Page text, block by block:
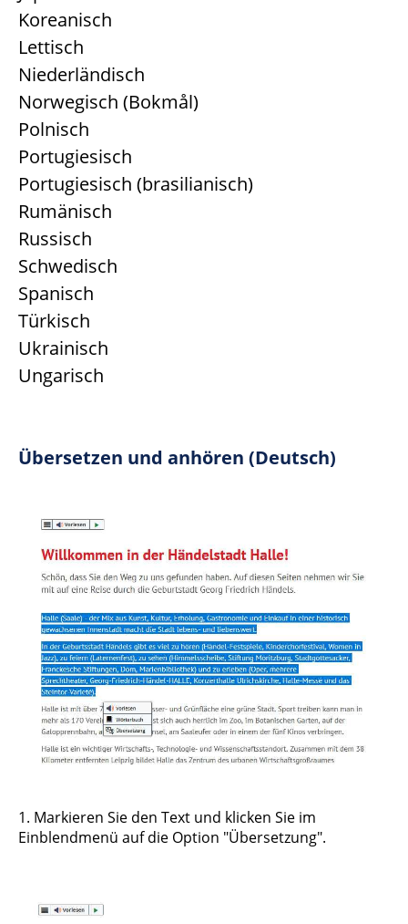
Koreanisch
Lettisch
Niederländisch
Norwegisch (Bokmål)
Polnisch
Portugiesisch
Portugiesisch (brasilianisch)
Rumänisch
Russisch
Schwedisch
Spanisch
Türkisch
Ukrainisch
Ungarisch
Übersetzen und anhören (Deutsch)
1. Markieren Sie den Text und klicken Sie im
Einblendmenü auf die Option "Übersetzung".